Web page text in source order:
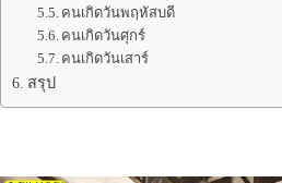
คนเกิดวันพฤหัสบดี
คนเกิดวันศุกร์
คนเกิดวันเสาร์
สรุป